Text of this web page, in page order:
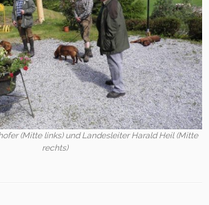
(Mitte links) und Landesleiter Harald Heil (Mitte
rechts)